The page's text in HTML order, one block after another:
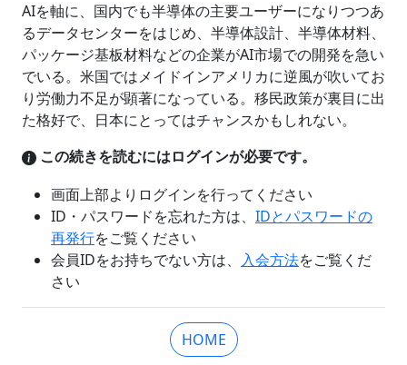
AIを軸に、国内でも半導体の主要ユーザーになりつつあ
るデータセンターをはじめ、半導体設計、半導体材料、
パッケージ基板材料などの企業がAI市場での開発を急い
でいる。米国ではメイドインアメリカに逆風が吹いてお
り労働力不足が顕著になっている。移民政策が裏目に出
た格好で、日本にとってはチャンスかもしれない。
この続きを読むにはログインが必要です。
画面上部よりログインを行ってください
ID・パスワードを忘れた方は、 IDとパスワードの
再発行をご覧ください
会員IDをお持ちでない方は、 入会方法をご覧くだ
さい
HOME